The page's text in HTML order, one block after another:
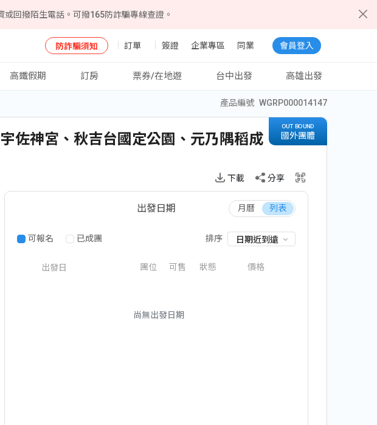
回撥陌生電話。可撥165防詐騙專線查證。
防詐騙須知 訂單 簽證 企業專區 同業 會員登入
高鐵假期 訂房 票券/在地遊 台中出發 高雄出發
結團
產品編號 WGRP000014147
OUT BOUND
國外團體
佐神宮、秋吉台國定公園、元乃隅稻成
下載 分享
月曆 列表
出發日期
可報名 已成團 排序 日期近到遠
出發日 團位 可售 狀態 價格
尚無出發日期